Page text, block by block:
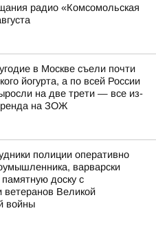
радио «Комсомольская
в Москве съели почти
йогурта, а по всей России
на две трети — все из-
на ЗОЖ
полиции оперативно
варварски
доску с
Великой
войны